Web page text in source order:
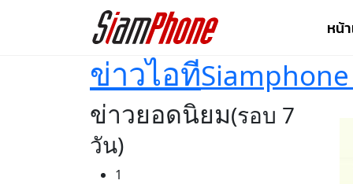
หน้
ข่าวไอที
ข่าวยอดนิยม(รอบ 7
วัน)
1